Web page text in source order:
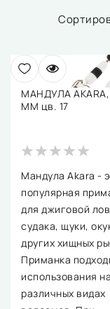
МАНДУЛА
ММ цв. 17
Мандула Akara -
популярная
для джиговой
судака, щуки,
других хищных
Приманка
использования на
различных видах